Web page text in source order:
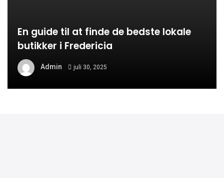
En guide til at finde de bedste lokale
butikker i Fredericia
Admin juli 30, 2025